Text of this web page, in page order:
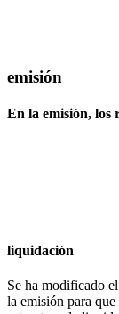
emisión
En la emisión, los
liquidación
Se ha modificado
la emisión para